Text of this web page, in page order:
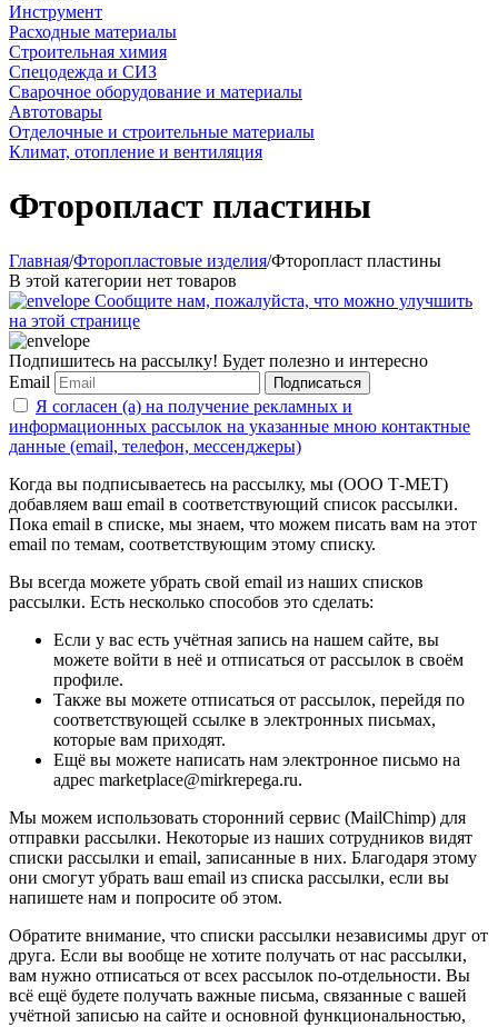
Инструмент
Расходные материалы
Строительная химия
Спецодежда и СИЗ
Сварочное оборудование и материалы
Автотовары
Отделочные и строительные материалы
Климат, отопление и вентиляция
Фторопласт пластины
Главная/Фторопластовые изделия/Фторопласт пластины
В этой категории нет товаров
Сообщите нам, пожалуйста, что можно улучшить
на этой странице
Подпишитесь на рассылку! Будет полезно и интересно
Email
Подписаться
Я согласен (а) на получение рекламных и
информационных рассылок на указанные мною контактные
данные (email, телефон, мессенджеры)
Когда вы подписываетесь на рассылку, мы (ООО Т-МЕТ)
добавляем ваш email в соответствующий список рассылки.
Пока email в списке, мы знаем, что можем писать вам на этот
email по темам, соответствующим этому списку.
Вы всегда можете убрать свой email из наших списков
рассылки. Есть несколько способов это сделать:
Если у вас есть учётная запись на нашем сайте, вы
можете войти в неё и отписаться от рассылок в своём
профиле.
Также вы можете отписаться от рассылок, перейдя по
соответствующей ссылке в электронных письмах,
которые вам приходят.
Ещё вы можете написать нам электронное письмо на
адрес marketplace@mirkrepega.ru.
Мы можем использовать сторонний сервис (MailChimp) для
отправки рассылки. Некоторые из наших сотрудников видят
списки рассылки и email, записанные в них. Благодаря этому
они смогут убрать ваш email из списка рассылки, если вы
напишете нам и попросите об этом.
Обратите внимание, что списки рассылки независимы друг от
друга. Если вы вообще не хотите получать от нас рассылки,
вам нужно отписаться от всех рассылок по-отдельности. Вы
всё ещё будете получать важные письма, связанные с вашей
учётной записью на сайте и основной функциональностью,